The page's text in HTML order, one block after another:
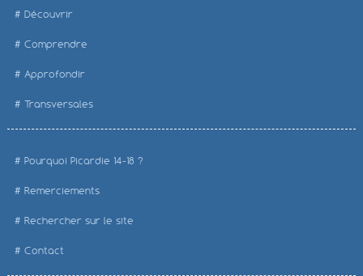
Découvrir
Comprendre
Approfondir
Transversales
Pourquoi Picardie 14-18 ?
Remerciements
Rechercher sur le site
Contact